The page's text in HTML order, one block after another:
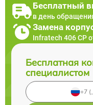
Бесплатный
в день
Замена
Infratech 406 СР
Бесплатная
специалистом